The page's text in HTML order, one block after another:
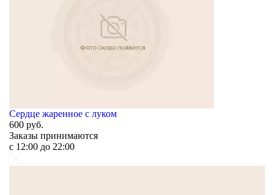
Сердце жаренное с луком
600 руб.
Заказы принимаются
c 12:00 до 22:00